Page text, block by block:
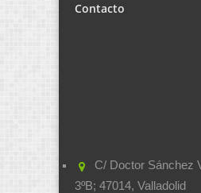
Contacto
C/ Doctor Sánchez
3ºB; 47014, Valladolid